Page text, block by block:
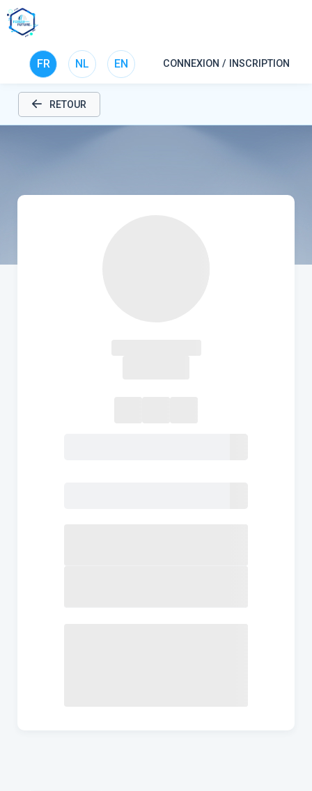
FR NL EN CONNEXION / INSCRIPTION
RETOUR